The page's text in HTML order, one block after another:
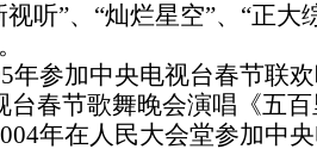
视听”、“灿烂星空”、“正大
参加中央电视台春节联欢
台春节歌舞晚会演唱《五
年在人民大会堂参加中